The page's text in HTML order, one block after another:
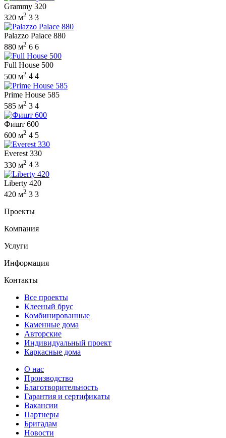
Grammy 320
320 м2 3 3
Palazzo Palace 880
880 м2 6 6
Full House 500
500 м2 4 4
Prime House 585
585 м2 3 4
Фишт 600
600 м2 4 5
Everest 330
330 м2 4 3
Liberty 420
420 м2 3 3
Проекты
Компания
Услуги
Информация
Контакты
Все проекты
Клееный брус
Комбинированные
Каменные дома
Авторские
Индивидуальный проект
Каркасные дома
О нас
Производство
Благотворительность
Гарантия и сертификаты
Вакансии
Партнеры
Бригадам
Новости